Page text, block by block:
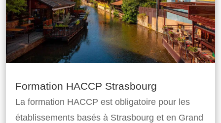
Formation HACCP Strasbourg
La formation HACCP est obligatoire pour les
établissements basés à Strasbourg et en Grand